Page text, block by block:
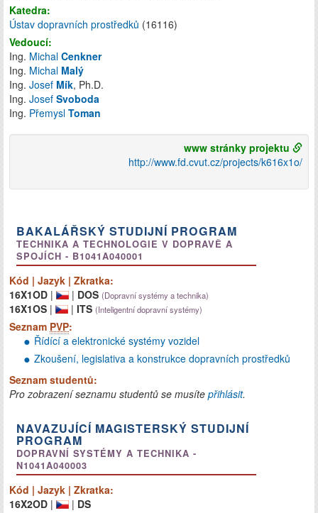
Katedra:
Ústav dopravních prostředků (16116)
Vedoucí:
Ing. Michal Cenkner
Ing. Michal Malý
Ing. Josef Mík, Ph.D.
Ing. Josef Svoboda
Ing. Přemysl Toman
www stránky projektu
http://www.fd.cvut.cz/projects/k616x1o/
BAKALÁŘSKÝ STUDIJNÍ PROGRAM
TECHNIKA A TECHNOLOGIE V DOPRAVĚ A
SPOJÍCH - B1041A040001
Kód | Jazyk | Zkratka:
16X1OD | | DOS (Dopravní systémy a technika)
16X1OS | | ITS (Inteligentní dopravní systémy)
Seznam PVP:
Řídící a elektronické systémy vozidel
Zkoušení, legislativa a konstrukce dopravních prostředků
Seznam studentů:
Pro zobrazení seznamu studentů se musíte přihlásit.
NAVAZUJÍCÍ MAGISTERSKÝ STUDIJNÍ
PROGRAM
DOPRAVNÍ SYSTÉMY A TECHNIKA -
N1041A040003
Kód | Jazyk | Zkratka:
16X2OD | | DS